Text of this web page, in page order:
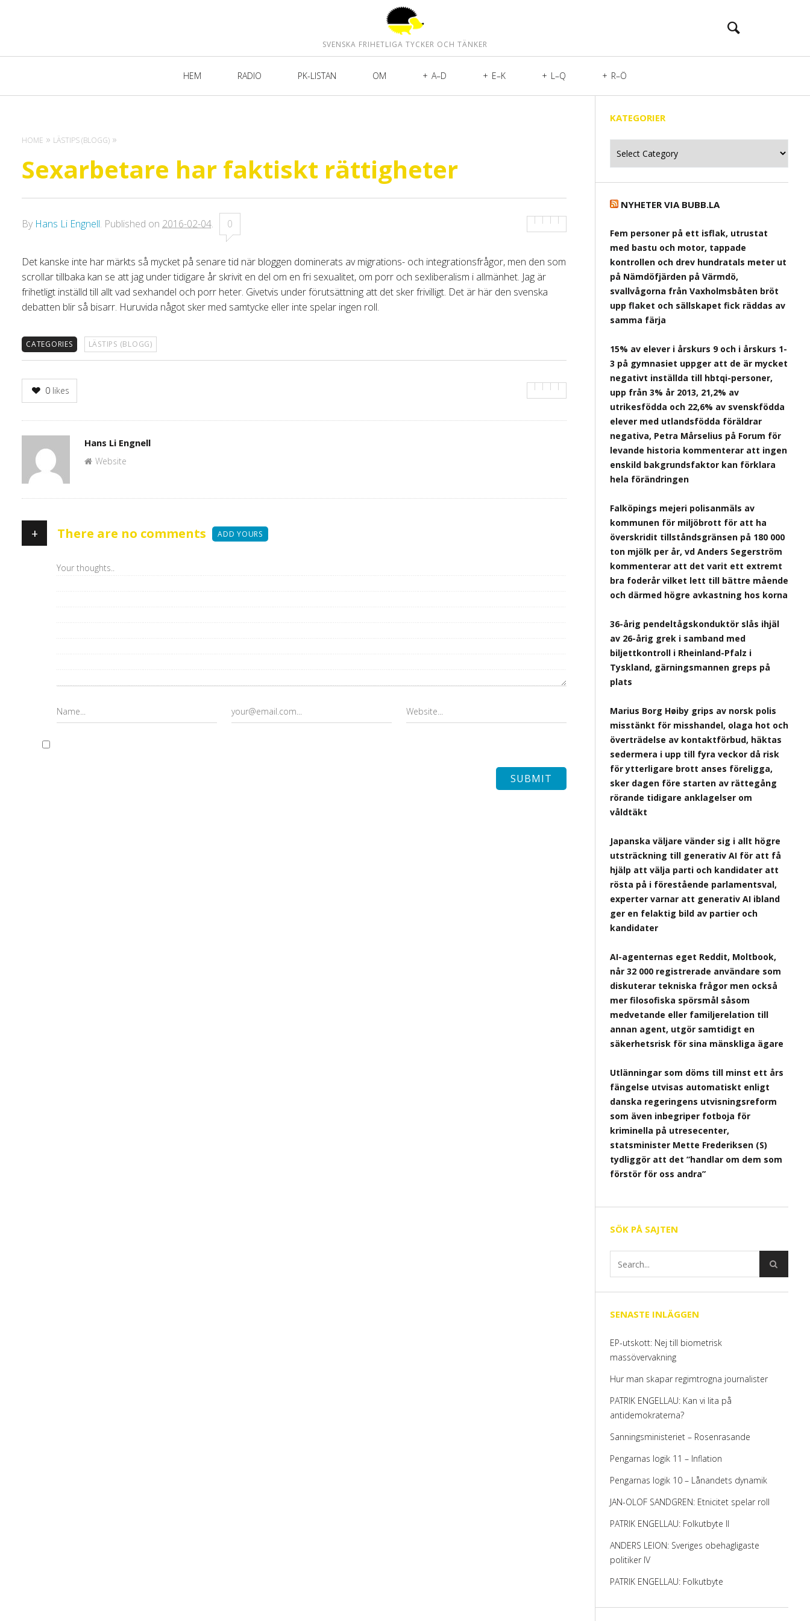
SVENSKA FRIHETLIGA TYCKER OCH TÄNKER
HEM RADIO PK-LISTAN OM A–D E–K L–Q R–Ö
HOME LÄSTIPS (BLOGG)
Sexarbetare har faktiskt rättigheter
By Hans Li Engnell. Published on 2016-02-04. 0
Det kanske inte har märkts så mycket på senare tid när bloggen dominerats av migrations- och integrationsfrågor, men den som
scrollar tillbaka kan se att jag under tidigare år skrivit en del om en fri sexualitet, om porr och sexliberalism i allmänhet. Jag är
frihetligt inställd till allt vad sexhandel och porr heter. Givetvis under förutsättning att det sker frivilligt. Det är här den svenska
debatten blir så bisarr. Huruvida något sker med samtycke eller inte spelar ingen roll.
CATEGORIES LÄSTIPS (BLOGG)
0 likes
Author
Hans Li Engnell
Website
+ There are no comments ADD YOURS
KATEGORIER
NYHETER VIA BUBB.LA
Fem personer på ett isflak, utrustat
med bastu och motor, tappade
kontrollen och drev hundratals meter ut
på Nämdöfjärden på Värmdö,
svallvågorna från Vaxholmsbåten bröt
upp flaket och sällskapet fick räddas av
samma färja
15% av elever i årskurs 9 och i årskurs 1-
3 på gymnasiet uppger att de är mycket
negativt inställda till hbtqi-personer,
upp från 3% år 2013, 21,2% av
utrikesfödda och 22,6% av svenskfödda
elever med utlandsfödda föräldrar
negativa, Petra Mårselius på Forum för
levande historia kommenterar att ingen
enskild bakgrundsfaktor kan förklara
hela förändringen
Falköpings mejeri polisanmäls av
kommunen för miljöbrott för att ha
överskridit tillståndsgränsen på 180 000
ton mjölk per år, vd Anders Segerström
kommenterar att det varit ett extremt
bra foderår vilket lett till bättre mående
och därmed högre avkastning hos korna
36-årig pendeltågskonduktör slås ihjäl
av 26-årig grek i samband med
biljettkontroll i Rheinland-Pfalz i
Tyskland, gärningsmannen greps på
plats
Marius Borg Høiby grips av norsk polis
misstänkt för misshandel, olaga hot och
överträdelse av kontaktförbud, häktas
sedermera i upp till fyra veckor då risk
för ytterligare brott anses föreligga,
sker dagen före starten av rättegång
rörande tidigare anklagelser om
våldtäkt
Japanska väljare vänder sig i allt högre
utsträckning till generativ AI för att få
hjälp att välja parti och kandidater att
rösta på i förestående parlamentsval,
experter varnar att generativ AI ibland
ger en felaktig bild av partier och
kandidater
AI-agenternas eget Reddit, Moltbook,
når 32 000 registrerade användare som
diskuterar tekniska frågor men också
mer filosofiska spörsmål såsom
medvetande eller familjerelation till
annan agent, utgör samtidigt en
säkerhetsrisk för sina mänskliga ägare
Utlänningar som döms till minst ett års
fängelse utvisas automatiskt enligt
danska regeringens utvisningsreform
som även inbegriper fotboja för
kriminella på utresecenter,
statsminister Mette Frederiksen (S)
tydliggör att det ”handlar om dem som
förstör för oss andra”
SÖK PÅ SAJTEN
SENASTE INLÄGGEN
EP-utskott: Nej till biometrisk
massövervakning
Hur man skapar regimtrogna journalister
PATRIK ENGELLAU: Kan vi lita på
antidemokraterna?
Sanningsministeriet – Rosenrasande
Pengarnas logik 11 – Inflation
Pengarnas logik 10 – Lånandets dynamik
JAN-OLOF SANDGREN: Etnicitet spelar roll
PATRIK ENGELLAU: Folkutbyte II
ANDERS LEION: Sveriges obehagligaste
politiker IV
PATRIK ENGELLAU: Folkutbyte